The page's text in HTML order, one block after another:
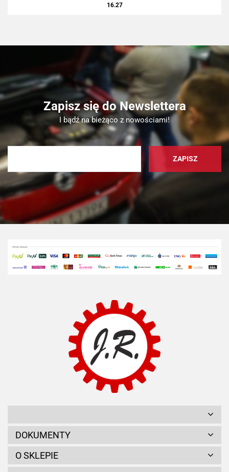
16.27
Zapisz się do Newslettera
I bądź na bieżąco z nowościami!
DOKUMENTY
O SKLEPIE